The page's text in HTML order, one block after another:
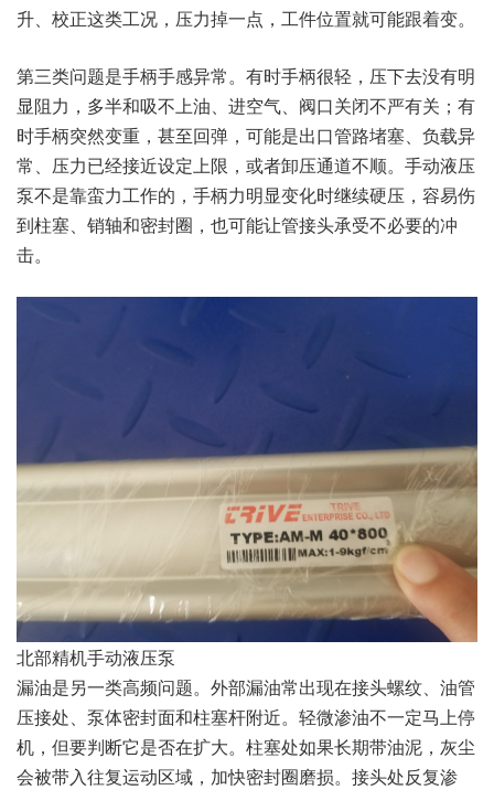
升、校正这类工况，压力掉一点，工件位置就可能跟着变。
第三类问题是手柄手感异常。有时手柄很轻，压下去没有明
显阻力，多半和吸不上油、进空气、阀口关闭不严有关；有
时手柄突然变重，甚至回弹，可能是出口管路堵塞、负载异
常、压力已经接近设定上限，或者卸压通道不顺。手动液压
泵不是靠蛮力工作的，手柄力明显变化时继续硬压，容易伤
到柱塞、销轴和密封圈，也可能让管接头承受不必要的冲
击。
北部精机手动液压泵
漏油是另一类高频问题。外部漏油常出现在接头螺纹、油管
压接处、泵体密封面和柱塞杆附近。轻微渗油不一定马上停
机，但要判断它是否在扩大。柱塞处如果长期带油泥，灰尘
会被带入往复运动区域，加快密封圈磨损。接头处反复渗